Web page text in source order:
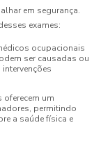
em segurança.
exames:
ocupacionais
ser causadas ou
um
permitindo
a saúde física e